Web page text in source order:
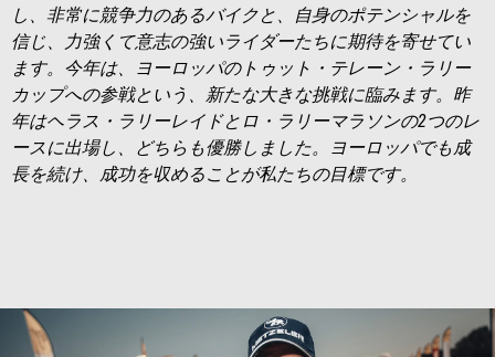
し、非常に競争力のあるバイクと、
自身のポテンシャルを
信じ、
力強くて意志の強いライダーたちに期待を寄せてい
ます。今年は、ヨーロッパのトゥット・テレーン・ラリー
カップへの参戦という、新たな大きな挑戦に臨みます。昨
年はヘラス・ラリーレイドとロ・ラリーマラソンの2つのレ
ースに出場し、どちらも優勝しました。ヨーロッパでも成
長を続け、成功を収めることが私たちの目標です。